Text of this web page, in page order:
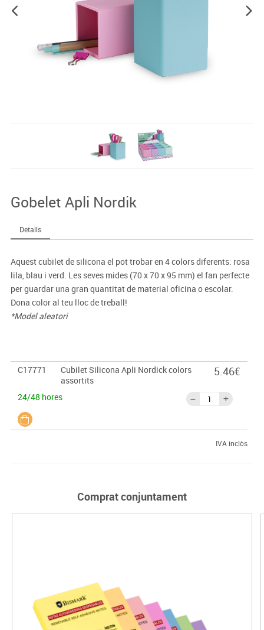
Gobelet Apli Nordik
Detalls
Aquest cubilet de silicona el pot trobar en 4 colors diferents: rosa
lila, blau i verd. Les seves mides (70 x 70 x 95 mm) el fan perfecte
per guardar una gran quantitat de material oficina o escolar.
Dona color al teu lloc de treball!
*Model aleatori
C17771
Cubilet Silicona Apli Nordick colors
assortits
24/48 hores
5.46€
IVA inclòs
Comprat conjuntament